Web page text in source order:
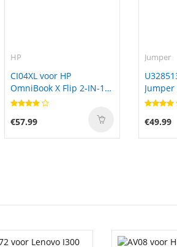
HP
CI04XL voor HP
OmniBook X Flip 2-IN-1
16
€57.99
Jumper
Jumper
€49.99